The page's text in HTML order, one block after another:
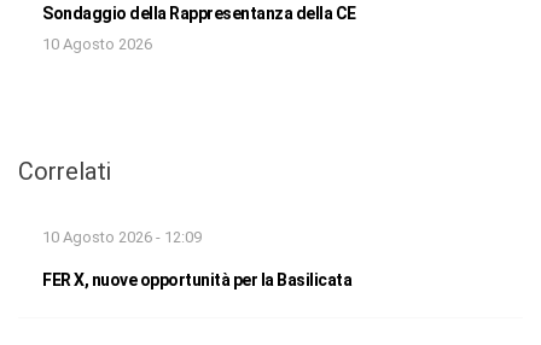
Sondaggio della Rappresentanza della CE
10 Agosto 2026
Correlati
10 Agosto 2026 - 12:09
FER X, nuove opportunità per la Basilicata